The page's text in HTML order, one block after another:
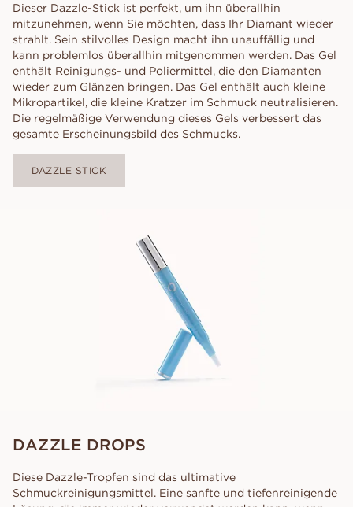
Dieser Dazzle-Stick ist perfekt, um ihn überallhin
mitzunehmen, wenn Sie möchten, dass Ihr Diamant wieder
strahlt. Sein stilvolles Design macht ihn unauffällig und
kann problemlos überallhin mitgenommen werden. Das Gel
enthält Reinigungs- und Poliermittel, die den Diamanten
wieder zum Glänzen bringen. Das Gel enthält auch kleine
Mikropartikel, die kleine Kratzer im Schmuck neutralisieren.
Die regelmäßige Verwendung dieses Gels verbessert das
gesamte Erscheinungsbild des Schmucks.
DAZZLE STICK
DAZZLE DROPS
Diese Dazzle-Tropfen sind das ultimative
Schmuckreinigungsmittel. Eine sanfte und tiefenreinigende